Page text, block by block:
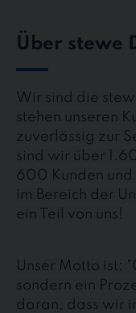
Über stewe
Wir sind die
stehen unseren
zuverlässig zur
sind wir über
600 Kunden und
im Bereich der
ein Teil von uns!
Unser Motto ist:
sondern ein
daran, dass wir